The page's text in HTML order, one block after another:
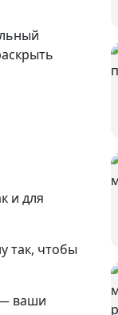
и для
так, чтобы
— ваши